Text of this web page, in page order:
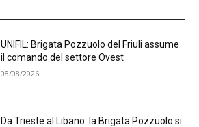
UNIFIL: Brigata Pozzuolo del Friuli assume
il comando del settore Ovest
08/08/2026
Da Trieste al Libano: la Brigata Pozzuolo si